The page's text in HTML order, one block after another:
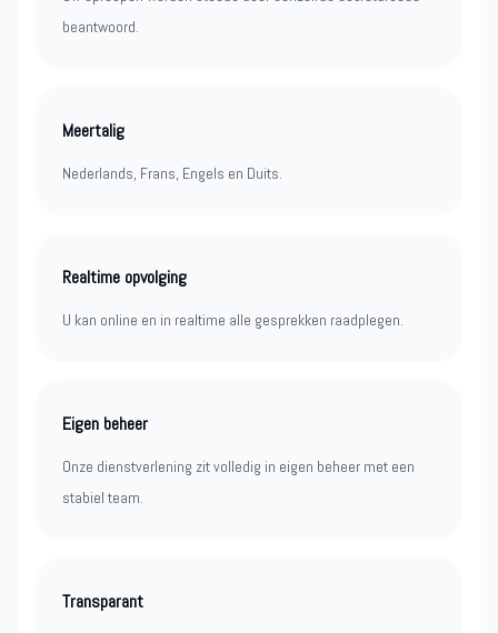
beantwoord.
Meertalig
Nederlands, Frans, Engels en Duits.
Realtime opvolging
U kan online en in realtime alle gesprekken raadplegen.
Eigen beheer
Onze dienstverlening zit volledig in eigen beheer met een
stabiel team.
Transparant